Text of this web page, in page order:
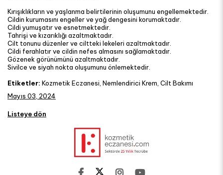
Kırışıklıkların ve yaşlanma belirtilerinin oluşumunu engellemektedir.
Cildin kurumasını engeller ve yağ dengesini korumaktadır.
Cildi yumuşatır ve esnetmektedir.
Tahrişi ve kızarıklığı azaltmaktadır.
Cilt tonunu düzenler ve ciltteki lekeleri azaltmaktadır.
Cildi ferahlatır ve cildin nefes almasını sağlamaktadır.
Gözenek görünümünü azaltmaktadır.
Sivilce ve siyah nokta oluşumunu önlemektedir.
Etiketler: Kozmetik Eczanesi, Nemlendirici Krem, Cilt Bakımı
Mayıs 03, 2024
Listeye dön